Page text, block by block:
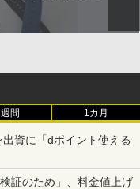
間 1カ月
資に「dポイント使える
証のため」、料金値上げ